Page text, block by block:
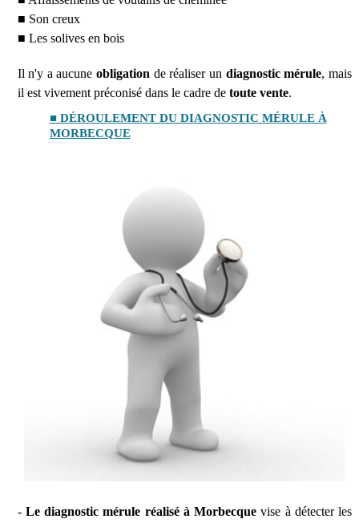
■ Son creux
■ Les solives en bois
Il n'y a aucuneobligation de réaliser un diagnostic mérule, mais
il est vivement préconisé dans le cadre de toute vente.
■ DÉROULEMENT DU DIAGNOSTIC MÉRULE À
MORBECQUE
- Le diagnostic mérule réalisé à Morbecque vise à détecter les